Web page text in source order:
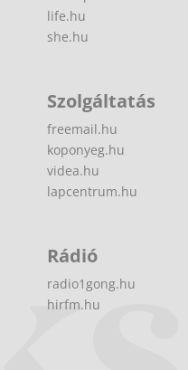
life.hu
she.hu
Szolgáltatás
freemail.hu
koponyeg.hu
videa.hu
lapcentrum.hu
Rádió
radio1gong.hu
hirfm.hu